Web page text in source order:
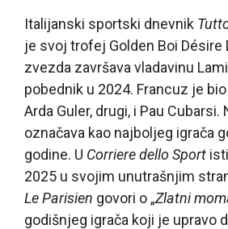
Italijanski sportski dnevnik
je svoj trofej Golden Boi Désire
zvezda završava vladavinu
pobednik u 2024. Francuz je
Arda Guler, drugi, i Pau Cubarsi.
označava kao najboljeg igrača
godine. U Corriere dello Sport
2025 u svojim unutrašnjim
Le Parisien govori o „Zlatni
godišnjeg igrača koji je upravo